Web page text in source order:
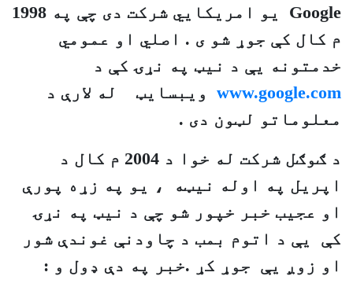
Google
يو امريکايي شرکت دی چې په 1998
م کال کې جوړ شو ی . اصلي او عمومي
خدمتونه يې د نيټ په نړۍ کې د
www.google.com
ويبسايټ له لارې د
معلوماتو لټون دی .
د ګوګل شرکت له خوا د 2004 م کال د
اپريل په اوله نيټه ، يو په زړه پورې
او عجيب خبر خپور شو چې د نيټ په نړۍ
کې يې د اتوم بمب د چاودنې غوندې شور
او زوږ يې جوړ کړ .خبر په دې ډول و :